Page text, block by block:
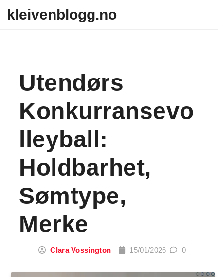
kleivenblogg.no
Utendørs
Konkurransevo
Lleyball:
Holdbarhet,
Sømtype,
Merke
Clara Vossington 15/01/2026 0